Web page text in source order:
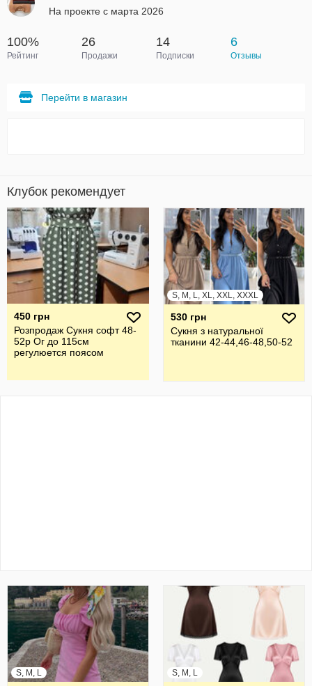
На проекте с марта 2026
100%
Рейтинг
26
Продажи
14
Подписки
6
Отзывы
Перейти в магазин
Клубок рекомендует
450 грн
Розпродаж Сукня софт 48-
52р Ог до 115см
регулюется поясом
S, M, L, XL, XXL, XXXL
530 грн
Сукня з натуральної
тканини 42-44,46-48,50-52
S, M, L S, M, L